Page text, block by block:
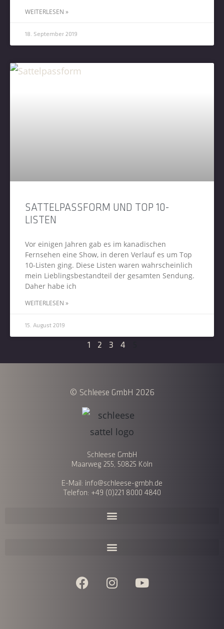
WEITERLESEN »
18. September 2019
SATTELPASSFORM UND TOP 10-
LISTEN
Vor einigen Jahren gab es im kanadischen
Fernsehen eine Show, in deren Verlauf es um Top
10-Listen ging. Diese Listen waren wahrscheinlich
mein Lieblingsbestandteil der gesamten Sendung.
Daher habe ich
WEITERLESEN »
15. August 2019
1 2 3 4
© Schleese GmbH 2026
Schleese GmbH
Maarweg 255, 50825 Köln
E-Mail: info@schleese-gmbh.de
Telefon: +49 (0)221 8000 4840